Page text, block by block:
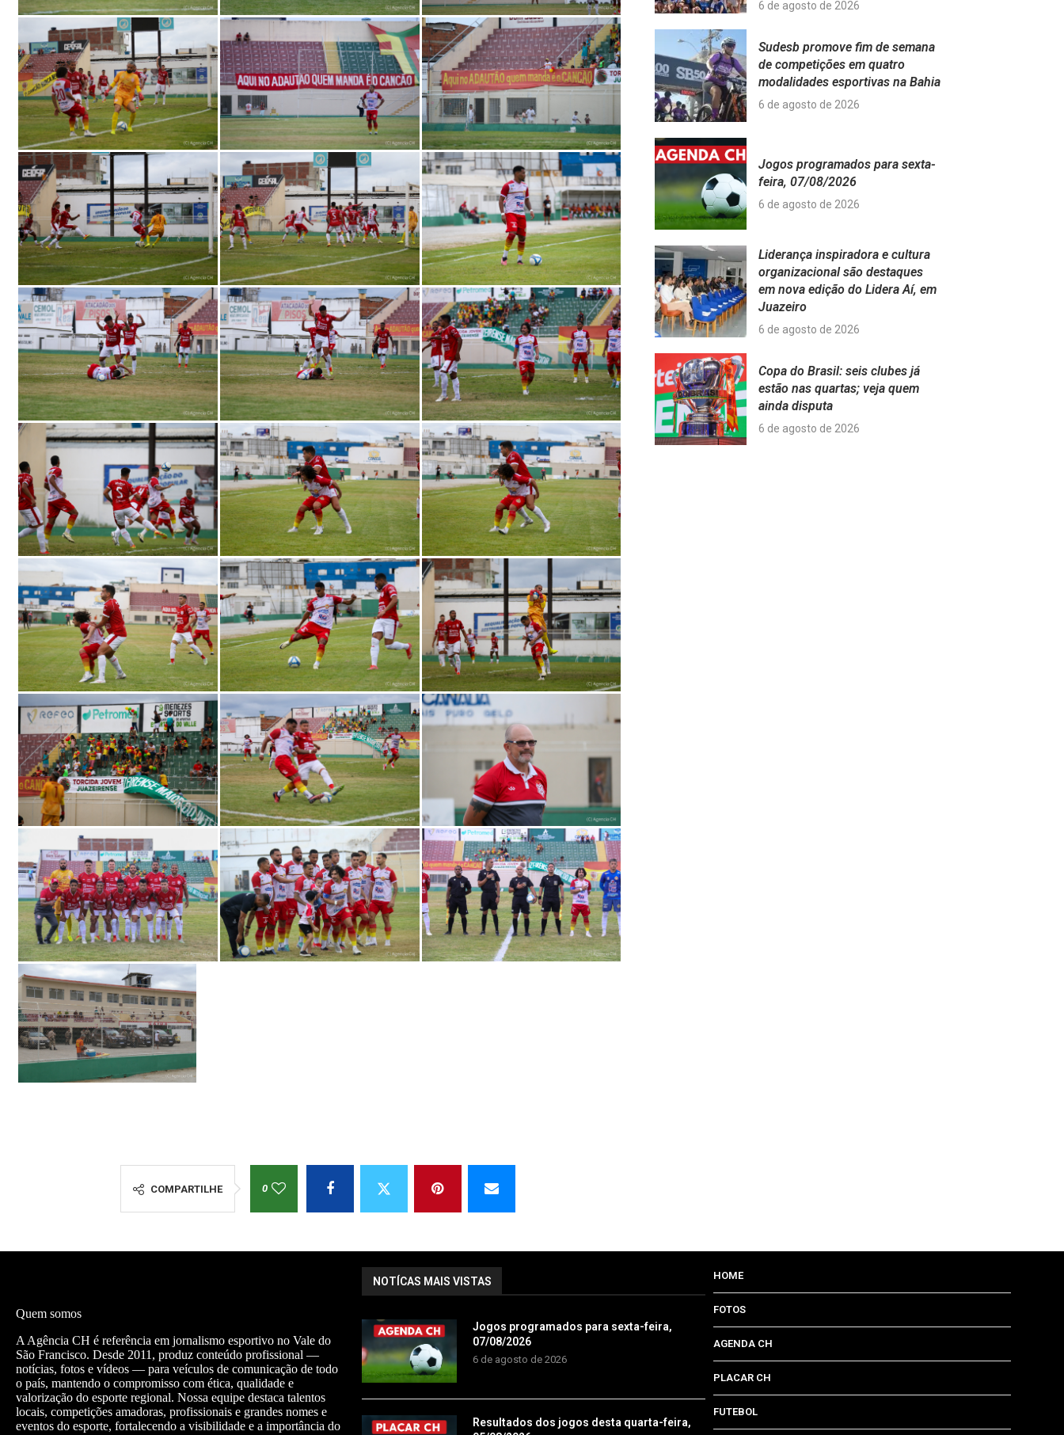
COMPARTILHE 0
6 de agosto de 2026
Sudesb promove fim de semana
de competições em quatro
modalidades esportivas na Bahia
6 de agosto de 2026
Jogos programados para sexta-
feira, 07/08/2026
6 de agosto de 2026
Liderança inspiradora e cultura
organizacional são destaques
em nova edição do Lidera Aí, em
Juazeiro
6 de agosto de 2026
Copa do Brasil: seis clubes já
estão nas quartas; veja quem
ainda disputa
6 de agosto de 2026
Quem somos
A Agência CH é referência em jornalismo esportivo no Vale do
São Francisco. Desde 2011, produz conteúdo profissional —
notícias, fotos e vídeos — para veículos de comunicação de todo
o país, mantendo o compromisso com ética, qualidade e
valorização do esporte regional. Nossa equipe destaca talentos
locais, competições amadoras, profissionais e grandes nomes e
eventos do esporte, fortalecendo a visibilidade e a importância do
NOTÍCAS MAIS VISTAS
Jogos programados para sexta-feira,
07/08/2026
6 de agosto de 2026
Resultados dos jogos desta quarta-feira,
HOME
FOTOS
AGENDA CH
PLACAR CH
FUTEBOL